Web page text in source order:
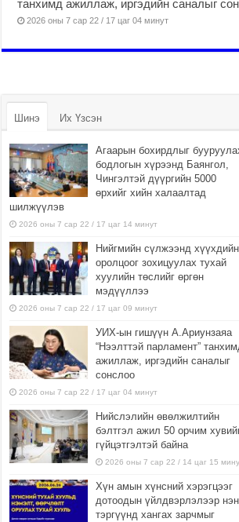
танхимд ажиллаж, иргэдийн саналыг
2026 оны 7 сар 22 / 17 цаг 04 минут
Шинэ Их Үзсэн
Агаарын бохирдлыг
бодлогын хүрээнд Баянгол,
Чингэлтэй дүүргийн 5000
өрхийг хийн халаалтад
шилжүүлэв
2026 оны 7 сар 22 / 17 цаг 14 минут
Нийгмийн сүлжээнд хүүхдийн
оролцоог зохицуулах тухай
хуулийн төслийг өргөн
мэдүүллээ
2026 оны 7 сар 22 / 17 цаг 09 минут
УИХ-ын гишүүн А.Ариунзаяа
“Нээлттэй парламент”
ажиллаж, иргэдийн саналыг
сонслоо
2026 оны 7 сар 22 / 17 цаг 04 минут
Нийслэлийн өвөлжилтийн
бэлтгэл ажил 50 орчим
гүйцэтгэлтэй байна
2026 оны 7 сар 22 / 14 цаг 15
Хүн амын хүнсний хэрэгцээг
дотоодын үйлдвэрлэлээр нэн
тэргүүнд хангах зарчмыг